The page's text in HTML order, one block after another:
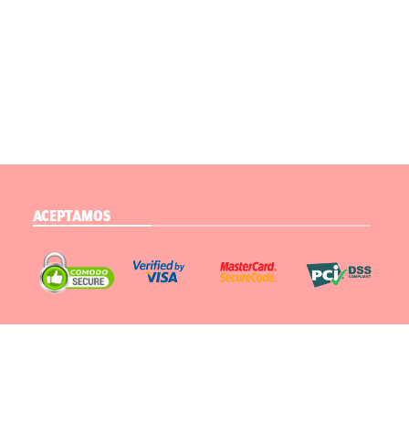
ACEPTAMOS